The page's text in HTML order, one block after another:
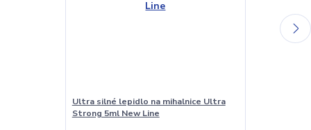
Ultra silné lepidlo na mihalnice Ultra
Strong 5ml New Line